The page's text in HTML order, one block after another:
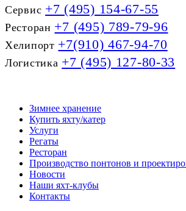
Сервис +7 (495) 154-67-55
Ресторан +7 (495) 789-79-96
Хелипорт +7(910) 467-94-70
Логистика +7 (495) 127-80-33
Зимнее хранение
Купить яхту/катер
Услуги
Регаты
Ресторан
Производство понтонов и
Новости
Наши яхт-клубы
Контакты